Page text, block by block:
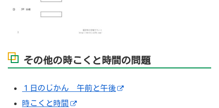
その他の時こくと時間の問題
１日のじかん 午前と午後
時こくと時間